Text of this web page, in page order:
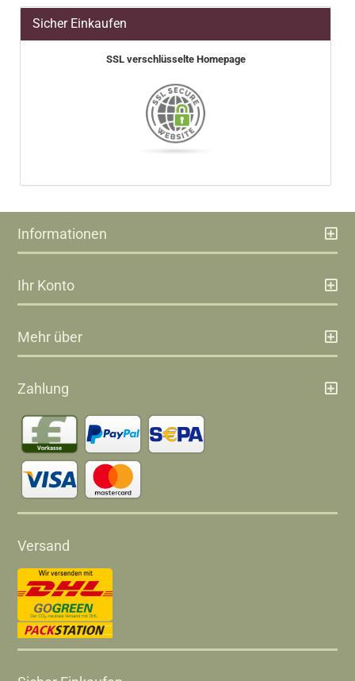
Sicher Einkaufen
SSL verschlüsselte Homepage
Informationen
Ihr Konto
Mehr über
Zahlung
Versand